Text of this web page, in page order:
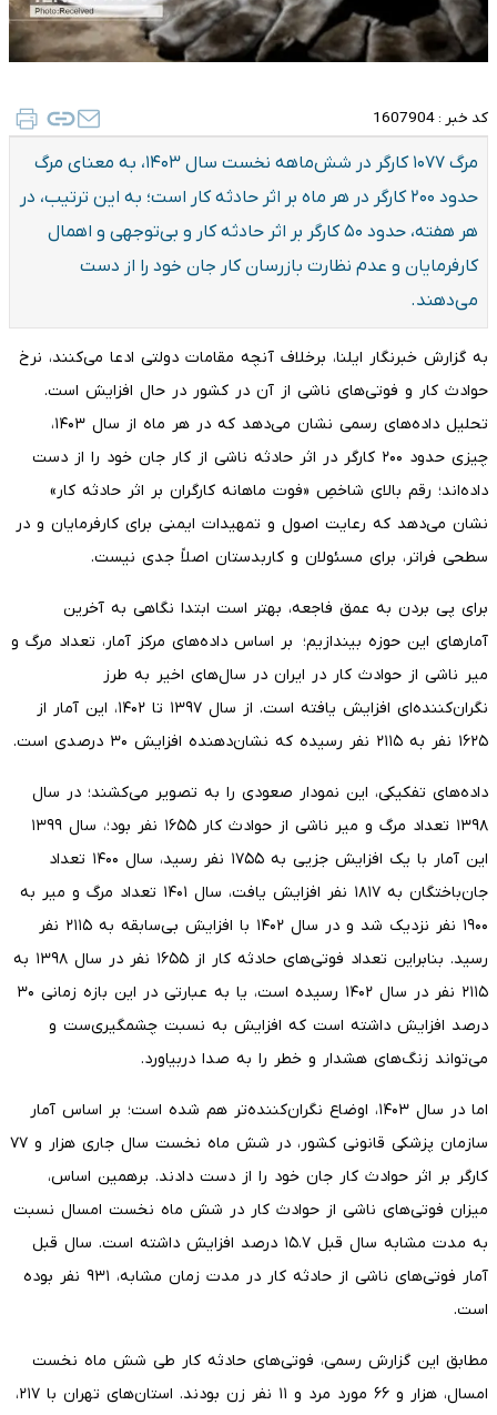
کد خبر : 1607904
مرگ ۱۰۷۷ کارگر در شش‌ماهه نخست سال ۱۴۰۳، به معنای مرگ
حدود ۲۰۰ کارگر در هر ماه بر اثر حادثه کار است؛ به این ترتیب، در
هر هفته، حدود ۵۰ کارگر بر اثر حادثه کار و بی‌توجهی و اهمال
کارفرمایان و عدم نظارت بازرسان کار جان خود را از دست
می‌دهند.
به گزارش خبرنگار ایلنا، برخلاف آنچه مقامات دولتی ادعا می‌کنند، نرخ
حوادث کار و فوتی‌های ناشی از آن در کشور در حال افزایش است.
تحلیل داده‌های رسمی نشان می‌دهد که در هر ماه از سال ۱۴۰۳،
چیزی حدود ۲۰۰ کارگر در اثر حادثه ناشی از کار جان خود را از دست
داده‌اند؛ رقم بالای شاخصِ «فوت ماهانه کارگران بر اثر حادثه کار»
نشان می‌دهد که رعایت اصول و تمهیدات ایمنی برای کارفرمایان و در
سطحی فراتر، برای مسئولان و کاربدستان اصلاً جدی نیست.
برای پی بردن به عمق فاجعه، بهتر است ابتدا نگاهی به آخرین
آمارهای این حوزه بیندازیم؛ بر اساس داده‌های مرکز آمار، تعداد مرگ و
میر ناشی از حوادث کار در ایران در سال‌های اخیر به طرز
نگران‌کننده‌ای افزایش یافته است. از سال ۱۳۹۷ تا ۱۴۰۲، این آمار از
۱۶۲۵ نفر به ۲۱۱۵ نفر رسیده که نشان‌دهنده افزایش ۳۰ درصدی است.
داده‌های تفکیکی، این نمودار صعودی را به تصویر می‌کشند؛ در سال
۱۳۹۸ تعداد مرگ و میر ناشی از حوادث کار ۱۶۵۵ نفر بود؛، سال ۱۳۹۹
این آمار با یک افزایش جزیی به ۱۷۵۵ نفر رسید، سال ۱۴۰۰ تعداد
جان‌باختگان به ۱۸۱۷ نفر افزایش یافت، سال ۱۴۰۱ تعداد مرگ و میر به
۱۹۰۰ نفر نزدیک شد و در سال ۱۴۰۲ با افزایش بی‌سابقه به ۲۱۱۵ نفر
رسید. بنابراین تعداد فوتی‌های حادثه کار از ۱۶۵۵ نفر در سال ۱۳۹۸ به
۲۱۱۵ نفر در سال ۱۴۰۲ رسیده است، یا به عبارتی در این بازه زمانی ۳۰
درصد افزایش داشته است که افزایش به نسبت چشمگیری‌ست و
می‌تواند زنگ‌های هشدار و خطر را به صدا دربیاورد.
اما در سال ۱۴۰۳، اوضاع نگران‌کننده‌تر هم شده است؛ بر اساس آمار
سازمان پزشکی قانونی کشور، در شش ماه نخست سال جاری هزار و ۷۷
کارگر بر اثر حوادث کار جان خود را از دست دادند. برهمین اساس،
میزان فوتی‌های ناشی از حوادث کار در شش ماه نخست امسال نسبت
به مدت مشابه سال قبل ۱۵.۷ درصد افزایش داشته است. سال قبل
آمار فوتی‌های ناشی از حادثه کار در مدت زمان مشابه، ۹۳۱ نفر بوده
است.
مطابق این گزارش رسمی، فوتی‌های حادثه کار طی شش ماه نخست
امسال، هزار و ۶۶ مورد مرد و ۱۱ نفر زن بودند. استان‌های تهران با ۲۱۷،